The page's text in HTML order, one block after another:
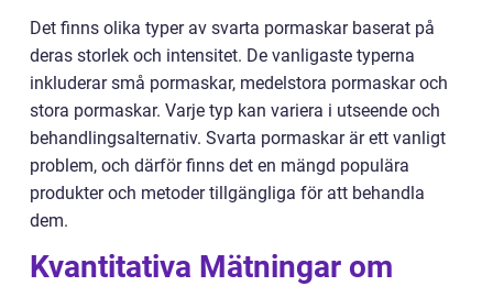
Det finns olika typer av svarta pormaskar baserat på
deras storlek och intensitet. De vanligaste typerna
inkluderar små pormaskar, medelstora pormaskar och
stora pormaskar. Varje typ kan variera i utseende och
behandlingsalternativ. Svarta pormaskar är ett vanligt
problem, och därför finns det en mängd populära
produkter och metoder tillgängliga för att behandla
dem.
Kvantitativa Mätningar om